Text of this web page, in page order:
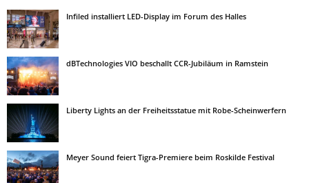
Infiled installiert LED-Display im Forum des Halles
dBTechnologies VIO beschallt CCR-Jubiläum in Ramstein
Liberty Lights an der Freiheitsstatue mit Robe-Scheinwerfern
Meyer Sound feiert Tigra-Premiere beim Roskilde Festival